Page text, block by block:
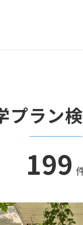
プラン
199